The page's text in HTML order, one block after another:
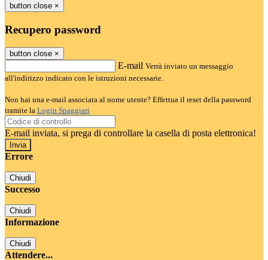
button close ×
Recupero password
button close ×
E-mail Verrà inviato un messaggio
all'indirizzo indicato con le istruzioni necessarie.
Non hai una e-mail associata al nome utente? Effettua il reset della password
tramite la Login Spaggiari
E-mail inviata, si prega di controllare la casella di posta elettronica!
Errore
Chiudi
Successo
Chiudi
Informazione
Chiudi
Attendere...